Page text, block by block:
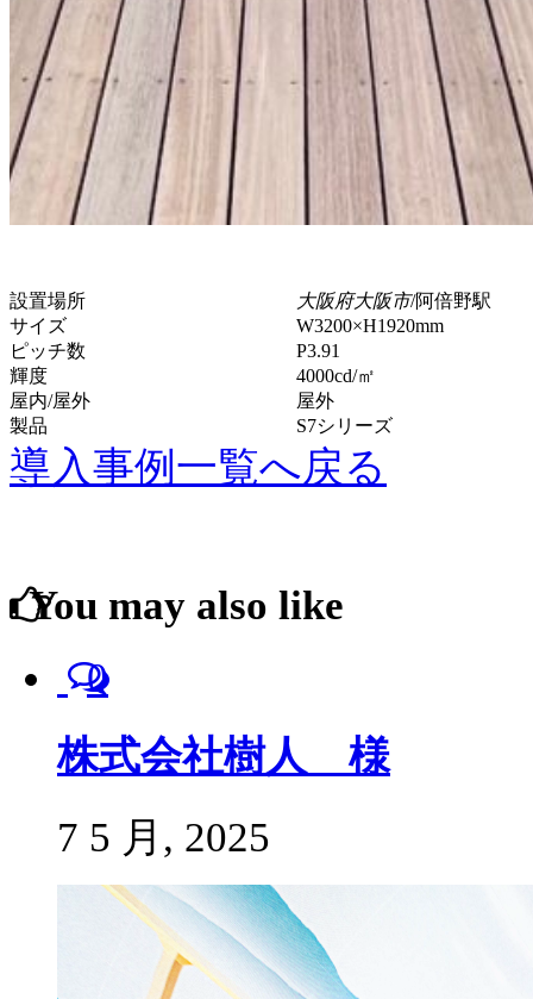
設置場所 大阪府大阪市/阿倍野駅
サイズ
W3200×H1920mm
ピッチ数
P3.91
輝度
4000cd/㎡
屋内/屋外
屋外
製品
S7シリーズ
導入事例一覧へ戻る
You may also like
0
株式会社樹人 様
7 5 月, 2025